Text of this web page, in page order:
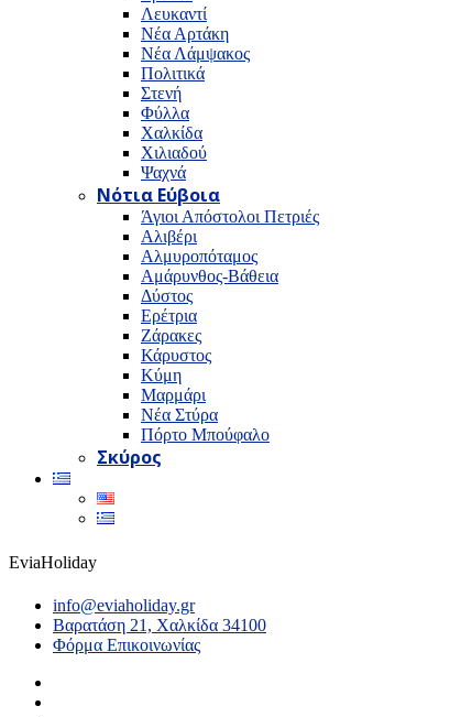
Λευκαντί
Νέα Αρτάκη
Νέα Λάμψακος
Πολιτικά
Στενή
Φύλλα
Χαλκίδα
Χιλιαδού
Ψαχνά
Νότια Εύβοια
Άγιοι Απόστολοι Πετριές
Αλιβέρι
Αλμυροπόταμος
Αμάρυνθος-Βάθεια
Δύστος
Ερέτρια
Ζάρακες
Κάρυστος
Κύμη
Μαρμάρι
Νέα Στύρα
Πόρτο Μπούφαλο
Σκύρος
EviaHoliday
info@eviaholiday.gr
Βαρατάση 21, Χαλκίδα 34100
Φόρμα Επικοινωνίας